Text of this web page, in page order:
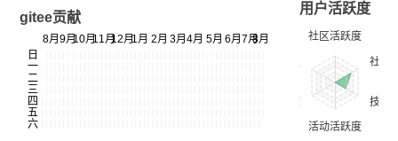
gitee贡献
用户活跃度